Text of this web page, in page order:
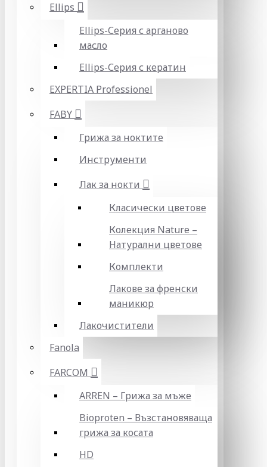
Ellips
Ellips-Серия с арганово
масло
Ellips-Серия с кератин
EXPERTIA Professionel
FABY
Грижа за ноктите
Инструменти
Лак за нокти
Класически цветове
Колекция Nature –
Натурални цветове
Комплекти
Лакове за френски
маникюр
Лакочистители
Fanola
FARCOM
ARREN – Грижа за мъже
Bioproten – Възстановяваща
грижа за косата
HD